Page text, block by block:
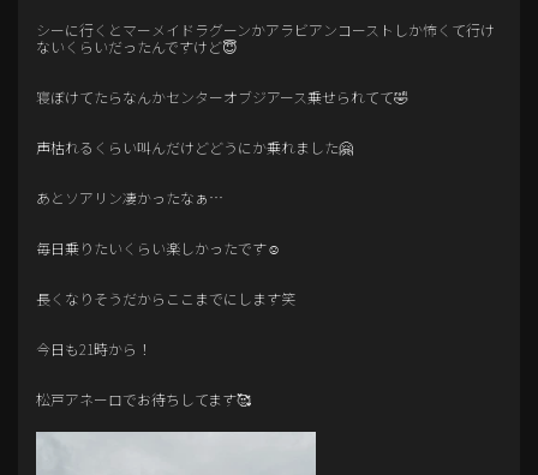
シーに行くとマーメイドラグーンかアラビアンコーストしか怖くて行け
ないくらいだったんですけど😇
寝ぼけてたらなんかセンターオブジアース乗せられてて🤣
声枯れるくらい叫んだけどどうにか乗れました🤗
あとソアリン凄かったなぁ…
毎日乗りたいくらい楽しかったです☺️
長くなりそうだからここまでにします笑
今日も21時から！
松戸アネーロでお待ちしてます🥰